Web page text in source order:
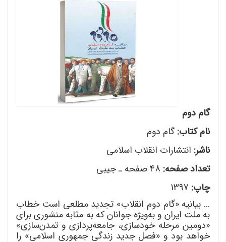
گام دوم
نام کتاب: گام دوم
ناشر: انتشارات انقلاب اسلامی
تعداد صفحه:
چاپ:
... بیانیه «گام دوم انقلاب» تجدید مطلعی است خطاب
به ملت ایران و بهویژه جوانان که به مثابه منشوری برای
«دومین مرحله خودسازی، جامعهپردازی و تمدنسازی»
خواهد بود و «فصل جدید زندگی جمهوری اسلامی» را